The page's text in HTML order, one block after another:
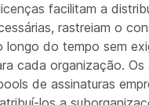
facilitam a
rastreiam o
longo do tempo sem
cada organização. Os
de assinaturas